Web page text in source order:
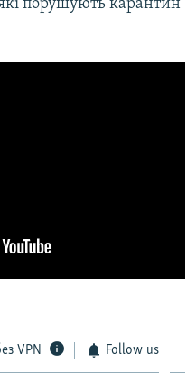
порушують карантин
VPN Follow us